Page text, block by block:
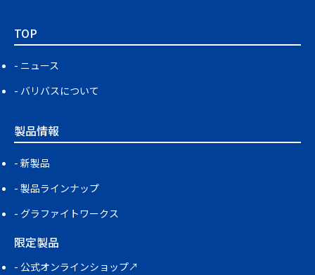
TOP
ニュース
バリバスについて
製品情報
新製品
製品ラインナップ
グラファイトワークス
限定製品
公式オンラインショップ↗